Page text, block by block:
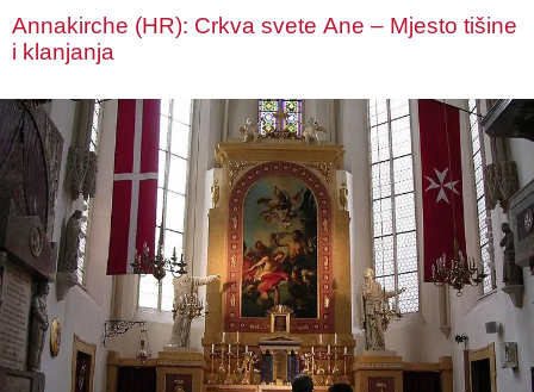
Annakirche (HR): Crkva svete Ane – Mjesto tišine
i klanjanja